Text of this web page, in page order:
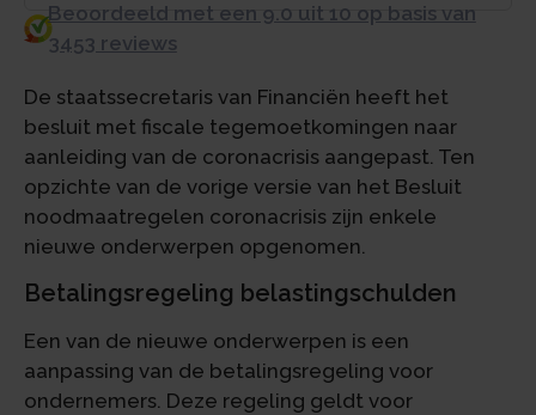
Beoordeeld met een 9.0 uit 10 op basis van
3453 reviews
De staatssecretaris van Financiën heeft het
besluit met fiscale tegemoetkomingen naar
aanleiding van de coronacrisis aangepast. Ten
opzichte van de vorige versie van het Besluit
noodmaatregelen coronacrisis zijn enkele
nieuwe onderwerpen opgenomen.
Betalingsregeling belastingschulden
Een van de nieuwe onderwerpen is een
aanpassing van de betalingsregeling voor
ondernemers. Deze regeling geldt voor